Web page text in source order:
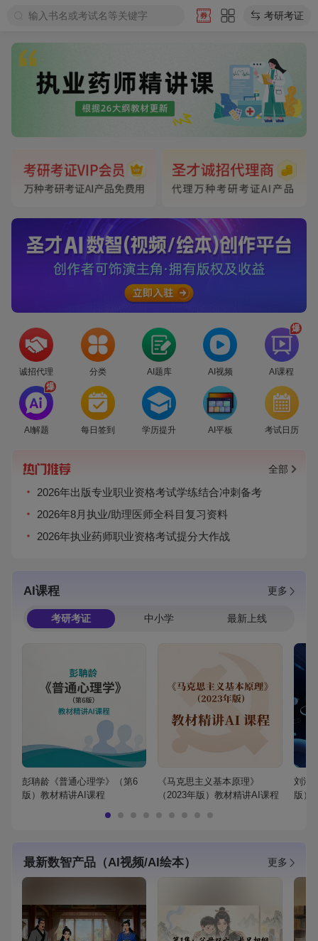
输入书名或考试名等关键字 考研考证
诚招代理 分类 AI题库 AI视频
爆
AI课程
爆
AI解题 每日签到 学历提升 AI平板 考试日历
全部
2026年出版专业职业资格考试学练结合冲刺备考
2026年8月执业/助理医师全科目复习资料
2026年执业药师职业资格考试提分大作战
AI课程 更多
考研考证 中小学 最新上线
彭聃龄《普通心理学》（第6
版）教材精讲AI课程
《马克思主义基本原理》
（2023年版）教材精讲AI课程
刘鸿
版）
最新数智产品（AI视频/AI绘本） 更多